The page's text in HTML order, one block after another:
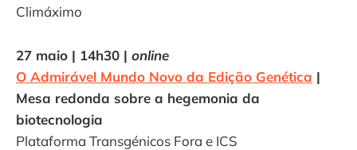
Climáximo
27 maio | 14h30 | online
O Admirável Mundo Novo da Edição Genética |
Mesa redonda sobre a hegemonia da
biotecnologia
Plataforma Transgénicos Fora e ICS